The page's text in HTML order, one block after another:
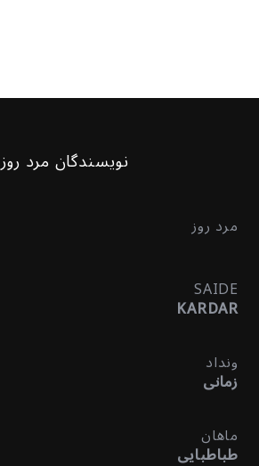
نویسندگان مرد روز
مرد روز
SAIDE
KARDAR
ونداد
زمانی
ماهان
طباطبایی